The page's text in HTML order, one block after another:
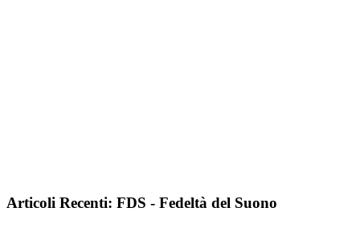
Articoli Recenti: FDS - Fedeltà del Suono